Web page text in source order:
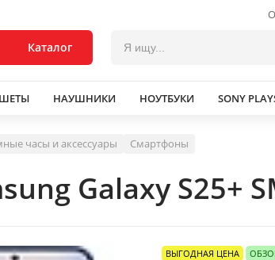
Каталог
НАУШНИКИ НОУТБУКИ SONY
часы и аксессуары Смартфоны
Galaxy S25+
ВЫГОДНАЯ ЦЕНА